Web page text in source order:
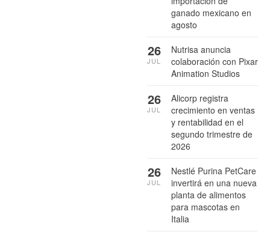
ganado mexicano en
agosto
Nutrisa anuncia
colaboración con Pixar
Animation Studios
26
JUL
Alicorp registra
crecimiento en ventas
y rentabilidad en el
segundo trimestre de
2026
26
JUL
Nestlé Purina PetCare
invertirá en una nueva
planta de alimentos
para mascotas en
Italia
26
JUL